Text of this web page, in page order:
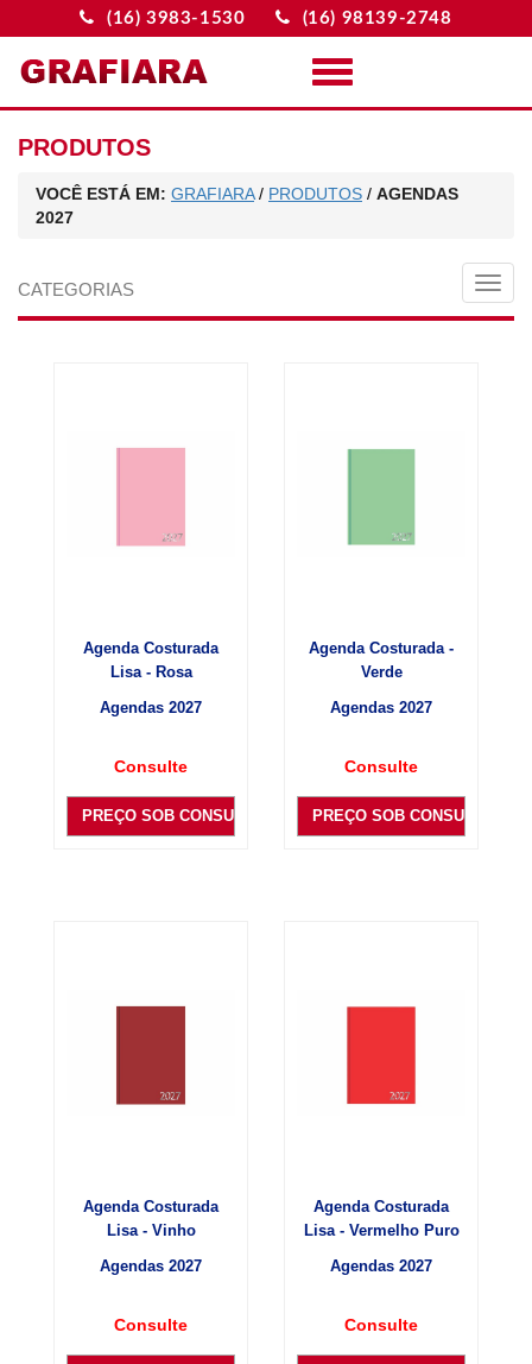
(16) 3983-1530 (16) 98139-2748
Menu
PRODUTOS
VOCÊ ESTÁ EM: GRAFIARA/ PRODUTOS / AGENDAS
2027
CATEGORIAS
Agenda Costurada
Lisa - Rosa
Agendas 2027
Consulte
PREÇO SOB CONSULTA
Agenda Costurada -
Verde
Agendas 2027
Consulte
PREÇO SOB CONSULTA
Agenda Costurada
Lisa - Vinho
Agendas 2027
Consulte
Agenda Costurada
Lisa - Vermelho Puro
Agendas 2027
Consulte